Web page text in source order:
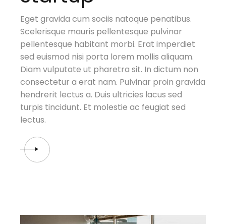
Eget gravida cum sociis natoque penatibus.
Scelerisque mauris pellentesque pulvinar
pellentesque habitant morbi. Erat imperdiet
sed euismod nisi porta lorem mollis aliquam.
Diam vulputate ut pharetra sit. In dictum non
consectetur a erat nam. Pulvinar proin gravida
hendrerit lectus a. Duis ultricies lacus sed
turpis tincidunt. Et molestie ac feugiat sed
lectus.